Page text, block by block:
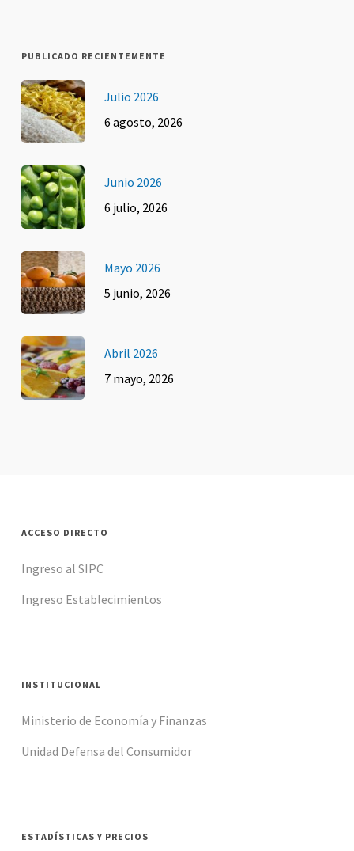
PUBLICADO RECIENTEMENTE
Julio 2026
6 agosto, 2026
Junio 2026
6 julio, 2026
Mayo 2026
5 junio, 2026
Abril 2026
7 mayo, 2026
ACCESO DIRECTO
Ingreso al SIPC
Ingreso Establecimientos
INSTITUCIONAL
Ministerio de Economía y Finanzas
Unidad Defensa del Consumidor
ESTADÍSTICAS Y PRECIOS